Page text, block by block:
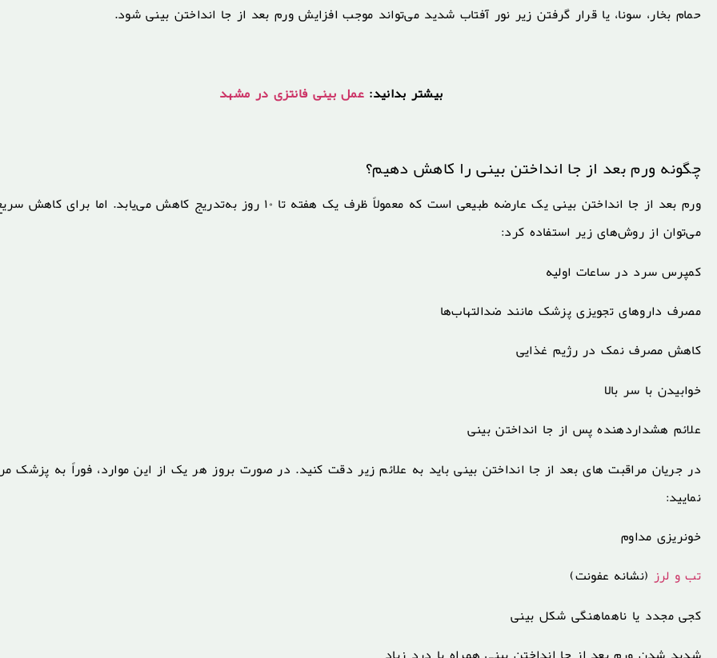
حمام بخار، سونا، یا قرار گرفتن زیر نور آفتاب شدید می‌تواند موجب افزایش ورم بعد از جا انداختن بینی شود.
بیشتر بدانید: عمل بینی فانتزی در مشهد
چگونه ورم بعد از جا انداختن بینی را کاهش دهیم؟
ورم بعد از جا انداختن بینی یک عارضه طبیعی است که معمولاً ظرف یک هفته تا ۱۰ روز به‌تدریج کاهش می‌یابد. اما
می‌توان از روش‌های زیر استفاده کرد:
کمپرس سرد در ساعات اولیه
مصرف داروهای تجویزی پزشک مانند ضدالتهاب‌ها
کاهش مصرف نمک در رژیم غذایی
خوابیدن با سر بالا
علائم هشداردهنده پس از جا انداختن بینی
در جریان مراقبت های بعد از جا انداختن بینی باید به علائم زیر دقت کنید. در صورت بروز هر یک از این موارد، فوراً به پزشک
نمایید:
خونریزی مداوم
تب و لرز (نشانه عفونت)
کجی مجدد یا ناهماهنگی شکل بینی